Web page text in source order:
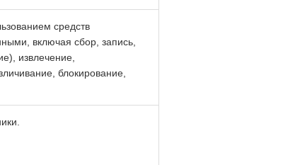
средств
включая сбор, запись,
извлечение,
блокирование,